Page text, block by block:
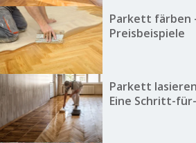
Parkett färben
Preisbeispiele
Parkett
Eine Schritt-